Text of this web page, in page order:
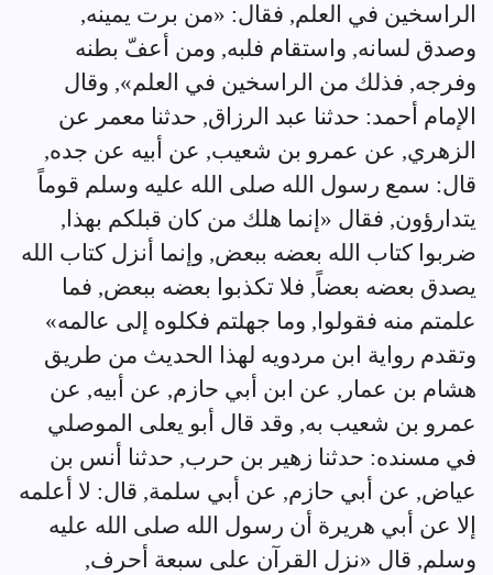
الراسخين في العلم, فقال: «من برت يمينه,
وصدق لسانه, واستقام فلبه, ومن أعفّ بطنه
وفرجه, فذلك من الراسخين في العلم», وقال
الإمام أحمد: حدثنا عبد الرزاق, حدثنا معمر عن
الزهري, عن عمرو بن شعيب, عن أبيه عن جده,
قال: سمع رسول الله صلى الله عليه وسلم قوماً
يتدارؤون, فقال «إنما هلك من كان قبلكم بهذا,
ضربوا كتاب الله بعضه ببعض, وإنما أنزل كتاب الله
يصدق بعضه بعضاً, فلا تكذبوا بعضه ببعض, فما
علمتم منه فقولوا, وما جهلتم فكلوه إلى عالمه»
وتقدم رواية ابن مردويه لهذا الحديث من طريق
هشام بن عمار, عن ابن أبي حازم, عن أبيه, عن
عمرو بن شعيب به, وقد قال أبو يعلى الموصلي
في مسنده: حدثنا زهير بن حرب, حدثنا أنس بن
عياض, عن أبي حازم, عن أبي سلمة, قال: لا أعلمه
إلا عن أبي هريرة أن رسول الله صلى الله عليه
وسلم, قال «نزل القرآن على سبعة أحرف,